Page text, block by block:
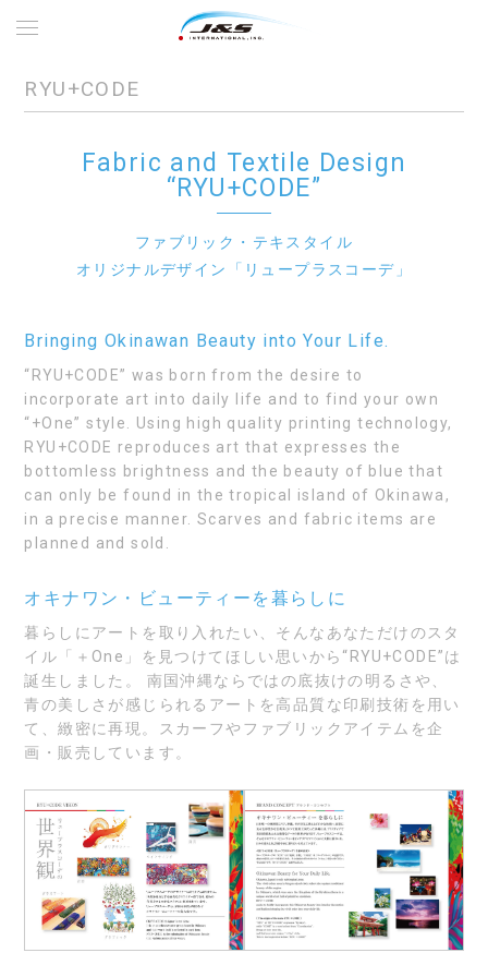
RYU+CODE
Fabric and Textile Design
“RYU+CODE”
ファブリック・テキスタイル
オリジナルデザイン「リュープラスコーデ」
Bringing Okinawan Beauty into Your Life.
“RYU+CODE” was born from the desire to
incorporate art into daily life and to find your own
“+One” style. Using high quality printing technology,
RYU+CODE reproduces art that expresses the
bottomless brightness and the beauty of blue that
can only be found in the tropical island of Okinawa,
in a precise manner. Scarves and fabric items are
planned and sold.
オキナワン・ビューティーを暮らしに
暮らしにアートを取り入れたい、そんなあなただけのスタ
イル「＋One」を見つけてほしい思いから“RYU+CODE”は
誕生しました。 南国沖縄ならではの底抜けの明るさや、
青の美しさが感じられるアートを高品質な印刷技術を用い
て、緻密に再現。スカーフやファブリックアイテムを企
画・販売しています。